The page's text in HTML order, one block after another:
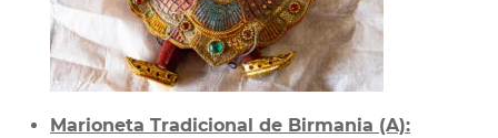
Marioneta Tradicional de Birmania (A):